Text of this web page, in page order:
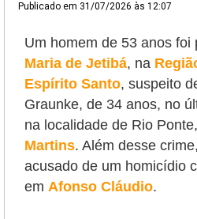
Publicado em 31/07/2026 às 12:07
Um homem de 53 anos foi
Maria de Jetibá, na
Espírito Santo, suspeito
Graunke, de 34 anos, no
na localidade de Rio
Martins. Além desse
acusado de um homicídio
em Afonso Cláudio.